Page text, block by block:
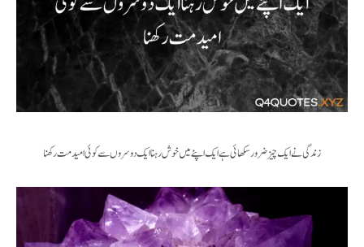
زندگی نے ایک چیز ضرور سکھائی ہے ایک اپنے میں خوش رہنا ایک دوسروں سے کوئی امید مت رکھنا